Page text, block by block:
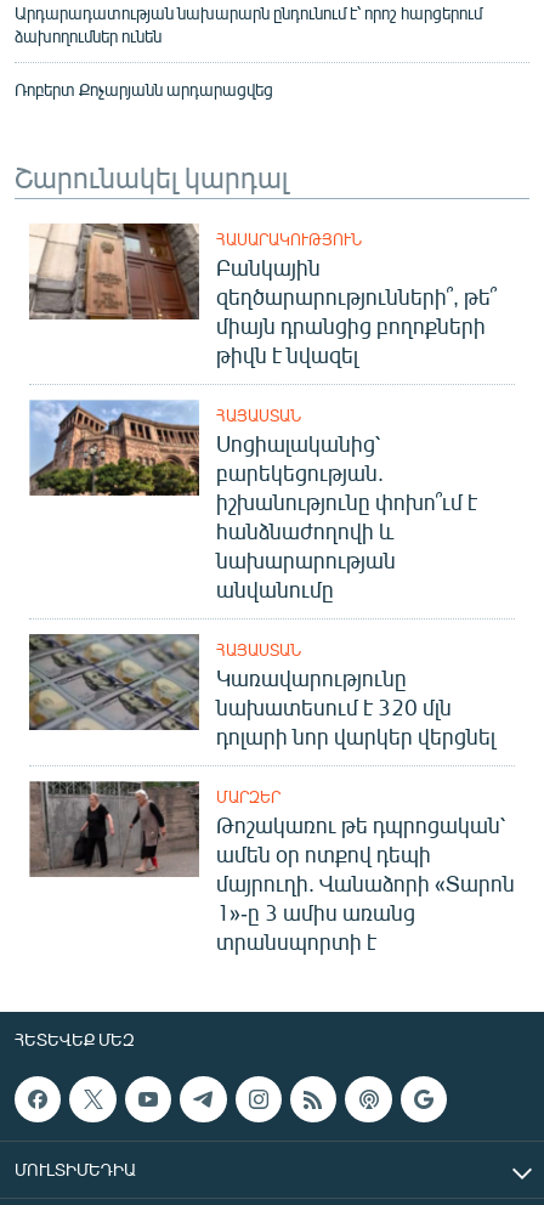
Արդարադատության նախարարն ընդունում է՝ որոշ հարցերում
ձախողումներ ունեն
Ռոբերտ Քոչարյանն արդարացվեց
Շարունակել կարդալ
ՀԱՍԱՐԱԿՈՒԹՅՈՒՆ
Բանկային
զեղծարարությունների՞, թե՞
միայն դրանցից բողոքների
թիվն է նվազել
ՀԱՅԱՍՏԱՆ
Սոցիալականից՝
բարեկեցության.
իշխանությունը փոխո՞ւմ է
հանձնաժողովի և
նախարարության
անվանումը
ՀԱՅԱՍՏԱՆ
Կառավարությունը
նախատեսում է 320 մլն
դոլարի նոր վարկեր վերցնել
ՄԱՐԶԵՐ
Թոշակառու թե դպրոցական՝
ամեն օր ոտքով դեպի
մայրուղի. Վանաձորի «Տարոն
1»-ը 3 ամիս առանց
տրանսպորտի է
ՀԵՏԵՎԵՔ ՄԵԶ
ՄՈՒԼՏԻՄԵԴԻԱ